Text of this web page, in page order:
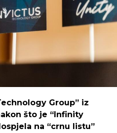
uspješno djelovati i u
centri, ali zahtijeva
omogućiti dugoročnu
Group” iz
što je “Infinity
na “crnu listu”